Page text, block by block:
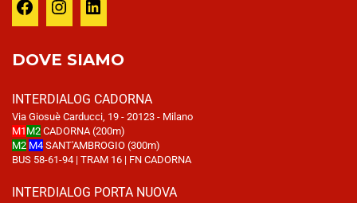
DOVE SIAMO
INTERDIALOG CADORNA
Via Giosuè Carducci, 19 - 20123 - Milano
M1 M2 CADORNA (200m)
M2 M4 SANT'AMBROGIO (300m)
BUS 58-61-94 | TRAM 16 | FN CADORNA
INTERDIALOG PORTA NUOVA